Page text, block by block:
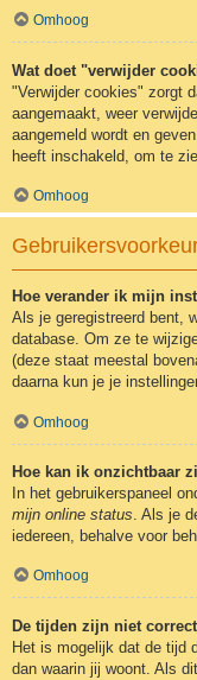
Omhoog
Wat doet "verwijder
"Verwijder cookies" zorgt
aangemaakt, weer
aangemeld wordt en
heeft inschakeld, om te
Omhoog
Hoe verander ik mijn
Als je geregistreerd bent,
database. Om ze te
(deze staat meestal
daarna kun je je
Omhoog
Hoe kan ik onzichtbaar
In het gebruikerspaneel
mijn online status . Als je
iedereen, behalve voor
Omhoog
De tijden zijn niet
Het is mogelijk dat de tijd
dan waarin jij woont. Als